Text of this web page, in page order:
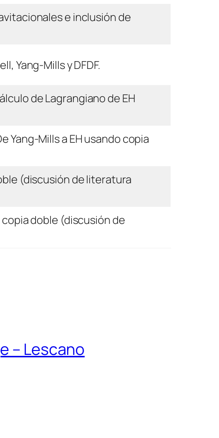
e inclusión de
Yang-Mills y DFDF.
de Lagrangiano de EH
Yang-Mills a EH usando copia
(discusión de literatura
doble (discusión de
– Lescano